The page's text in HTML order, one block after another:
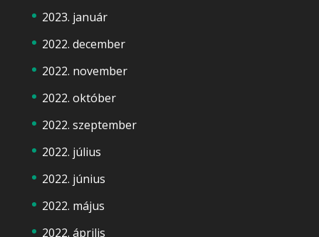
2023. január
2022. december
2022. november
2022. október
2022. szeptember
2022. július
2022. június
2022. május
2022. április